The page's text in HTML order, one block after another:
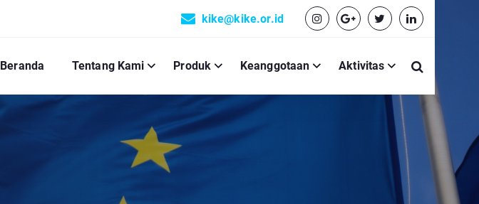
kike@kike.or.id
Beranda Tentang Kami Produk Keanggotaan Aktivitas